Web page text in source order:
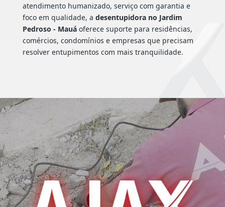
atendimento humanizado, serviço com garantia e
foco em qualidade, a desentupidora no Jardim
Pedroso - Mauáoferece suporte para residências,
comércios, condomínios e empresas que precisam
resolver entupimentos com mais tranquilidade.